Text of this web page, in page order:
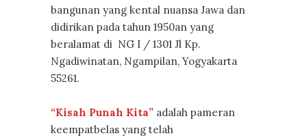
bangunan yang kental nuansa Jawa dan
didirikan pada tahun 1950an yang
beralamat di NG I / 1301 Jl Kp.
Ngadiwinatan, Ngampilan, Yogyakarta
55261.
“Kisah Punah Kita” adalah pameran
keempatbelas yang telah